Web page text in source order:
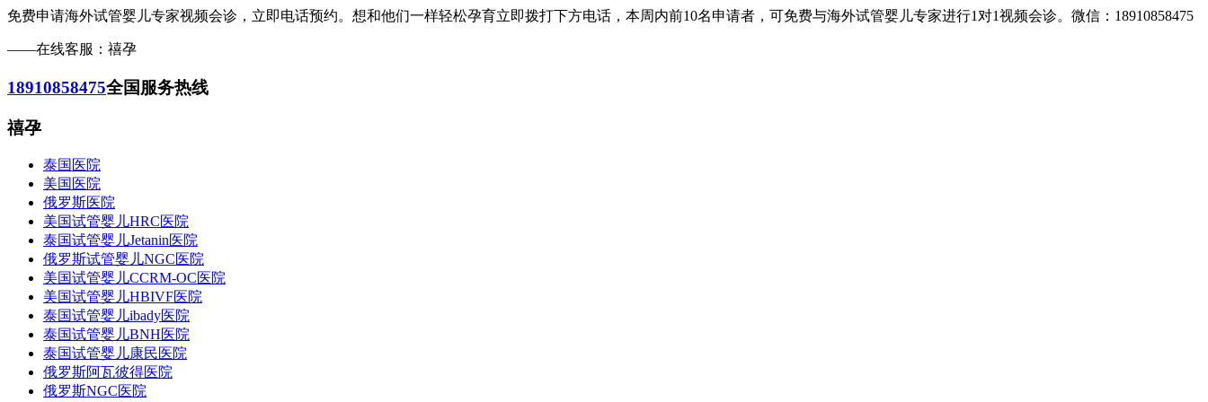
免费申请海外试管婴儿专家视频会诊，立即电话预约。想和他们一样轻松孕育立即拨打下方电话，本周内前10名申请者，可免费与海外试管婴儿专家进行1对1视频会诊。微信：18910858475
——在线客服：禧孕
18910858475全国服务热线
禧孕
泰国医院
美国医院
俄罗斯医院
美国试管婴儿HRC医院
泰国试管婴儿Jetanin医院
俄罗斯试管婴儿NGC医院
美国试管婴儿CCRM-OC医院
美国试管婴儿HBIVF医院
泰国试管婴儿ibady医院
泰国试管婴儿BNH医院
泰国试管婴儿康民医院
俄罗斯阿瓦彼得医院
俄罗斯NGC医院